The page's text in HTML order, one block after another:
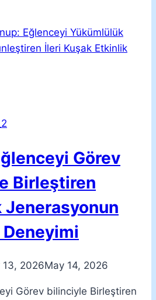
Eğlenceyi Yükümlülük
İleri Kuşak Etkinlik
Görev
Birleştiren
Jenerasyonun
13, 2026May 14, 2026
Görev bilinciyle Birleştiren